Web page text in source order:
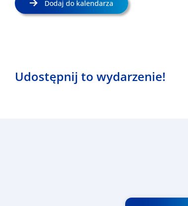
Dodaj do kalendarza
Udostępnij to wydarzenie!